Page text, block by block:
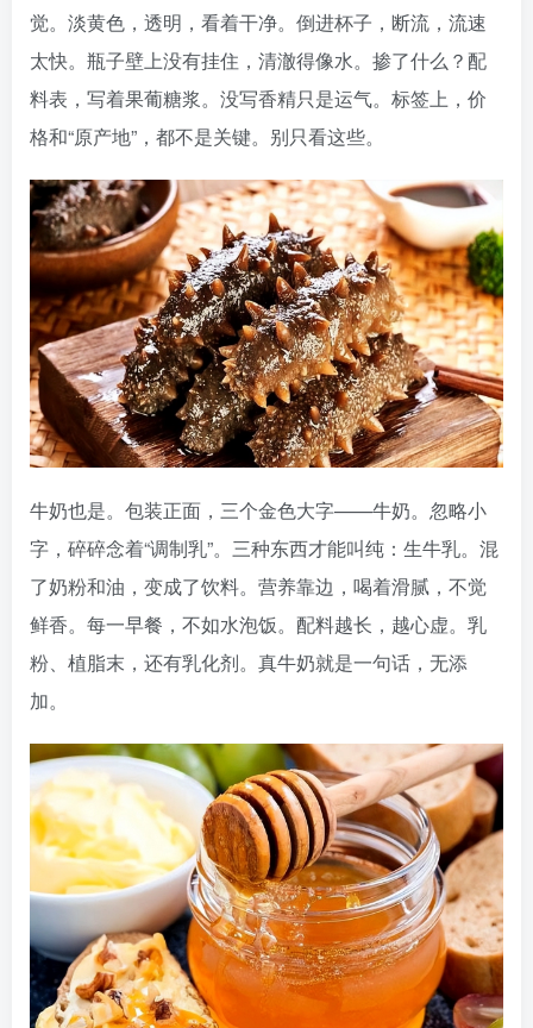
觉。淡黄色，透明，看着干净。倒进杯子，断流，流速
太快。瓶子壁上没有挂住，清澈得像水。掺了什么？配
料表，写着果葡糖浆。没写香精只是运气。标签上，价
格和“原产地”，都不是关键。别只看这些。
牛奶也是。包装正面，三个金色大字——牛奶。忽略小
字，碎碎念着“调制乳”。三种东西才能叫纯：生牛乳。混
了奶粉和油，变成了饮料。营养靠边，喝着滑腻，不觉
鲜香。每一早餐，不如水泡饭。配料越长，越心虚。乳
粉、植脂末，还有乳化剂。真牛奶就是一句话，无添
加。